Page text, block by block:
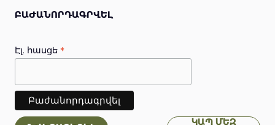
ԲԱԺԱՆՈՐԴԱԳՐՎԵԼ
Էլ. հասցե *
ԿԱՊ ՄԵԶ